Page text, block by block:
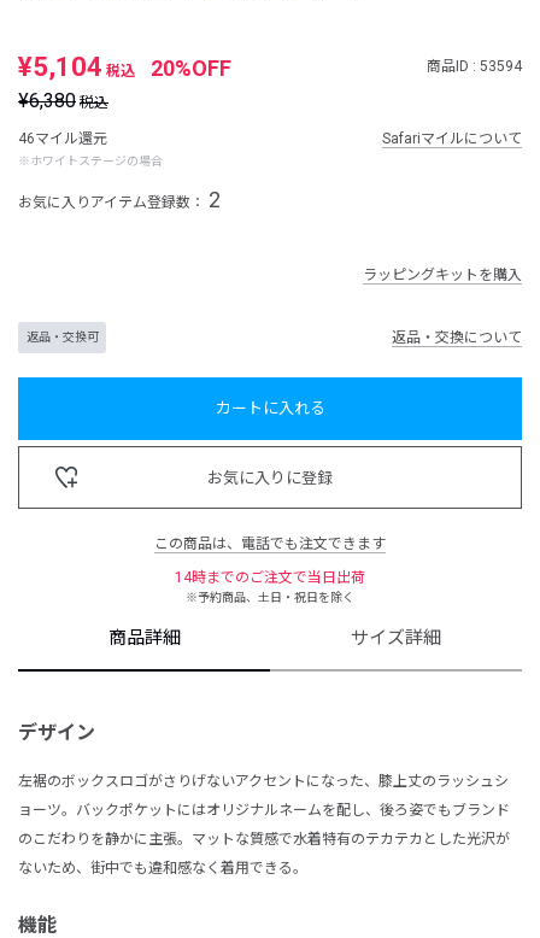
¥5,104 税込 20%OFF 商品ID : 53594
¥6,380 税込
46マイル還元
※ホワイトステージの場合
Safariマイルについて
お気に入りアイテム登録数： 2
ラッピングキットを購入
返品・交換可 返品・交換について
カートに入れる
お気に入りに登録
この商品は、電話でも注文できます
14時までのご注文で当日出荷
※予約商品、土日・祝日を除く
商品詳細 サイズ詳細
デザイン
左裾のボックスロゴがさりげないアクセントになった、膝上丈のラッシュシ
ョーツ。バックポケットにはオリジナルネームを配し、後ろ姿でもブランド
のこだわりを静かに主張。マットな質感で水着特有のテカテカとした光沢が
ないため、街中でも違和感なく着用できる。
機能